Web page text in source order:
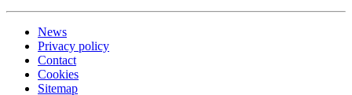
News
Privacy policy
Contact
Cookies
Sitemap